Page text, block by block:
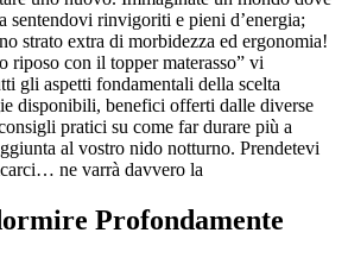
sentendovi rinvigoriti e pieni d’energia;
strato extra di morbidezza ed ergonomia!
riposo con il topper materasso” vi
gli aspetti fondamentali della scelta
disponibili, benefici offerti dalle diverse
pratici su come far durare più a
al vostro nido notturno. Prendetevi
ne varrà davvero la
Profondamente